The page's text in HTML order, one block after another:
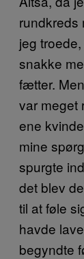
rundkreds
jeg
snakke
fætter.
var meget
ene
mine
spurgte
det blev
til at føle
havde
begyndte